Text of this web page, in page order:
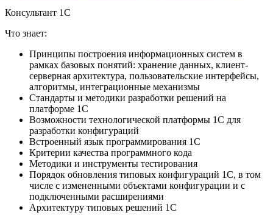
Консультант 1С
Что знает:
Принципы построения информационных систем в
рамках базовых понятий: хранение данных, клиент-
серверная архитектура, пользовательские интерфейсы,
алгоритмы, интеграционные механизмы
Стандарты и методики разработки решений на
платформе 1С
Возможности технологической платформы 1С для
разработки конфигураций
Встроенный язык программирования 1С
Критерии качества программного кода
Методики и инструменты тестирования
Порядок обновления типовых конфигураций 1С, в том
числе с измененными объектами конфигурации и с
подключенными расширениями
Архитектуру типовых решений 1С